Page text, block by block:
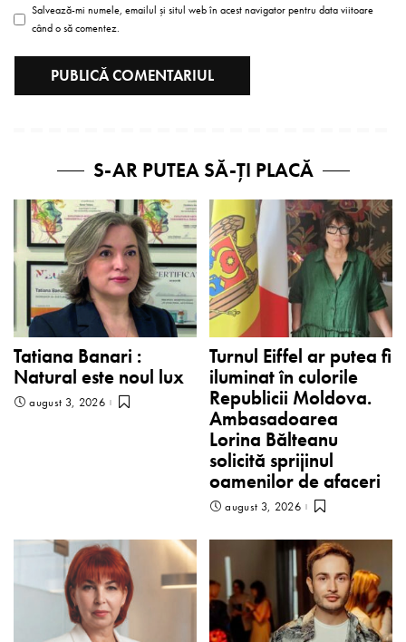
Salvează-mi numele, emailul și situl web în acest navigator pentru data viitoare
când o să comentez.
S-AR PUTEA SĂ-ȚI PLACĂ
Tatiana Banari :
Natural este noul lux
august 3, 2026
Turnul Eiffel ar putea fi
iluminat în culorile
Republicii Moldova.
Ambasadoarea
Lorina Bălteanu
solicită sprijinul
oamenilor de afaceri
august 3, 2026